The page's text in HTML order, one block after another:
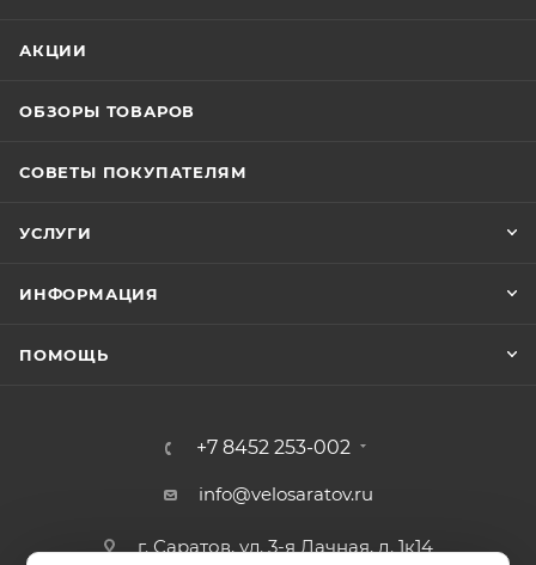
АКЦИИ
ОБЗОРЫ ТОВАРОВ
СОВЕТЫ ПОКУПАТЕЛЯМ
УСЛУГИ
ИНФОРМАЦИЯ
ПОМОЩЬ
+7 8452 253-002
info@velosaratov.ru
г. Саратов, ул. 3-я Дачная, д. 1к14